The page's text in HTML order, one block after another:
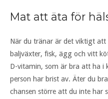
Mat att äta för
När du tränar är det viktigt
baljväxter, fisk, ägg och vitt
D-vitamin, som är bra att ha i
person har brist av. Äter du
chansen större att du inte har